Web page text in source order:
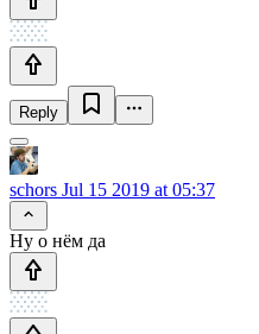
Reply
schors Jul 15 2019 at 05:37
Ну о нём да